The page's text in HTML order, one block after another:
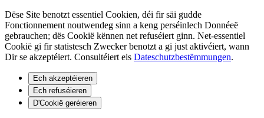
Dëse Site benotzt essentiel Cookien, déi fir säi gudde
Fonctionnement noutwendeg sinn a keng perséinlech Donnéeë
gebrauchen; dës Cookië kënnen net refuséiert ginn. Net-essentiel
Cookië gi fir statistesch Zwecker benotzt a gi just aktivéiert, wann
Dir se akzeptéiert. Consultéiert eis Dateschutzbestëmmungen.
Ech akzeptéieren
Ech refuséieren
D'Cookië geréieren